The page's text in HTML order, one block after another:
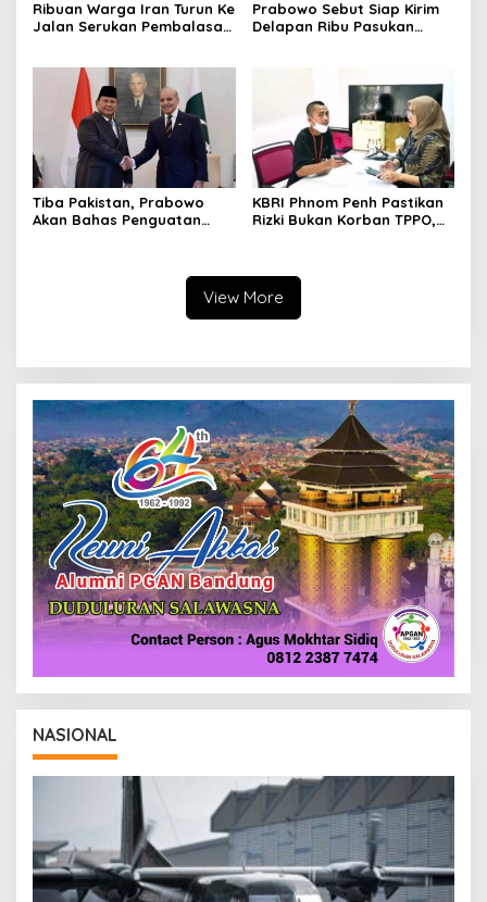
Ribuan Warga Iran Turun Ke
Jalan Serukan Pembalasan
Prabowo Sebut Siap Kirim
Delapan Ribu Pasukan
Tiba Pakistan, Prabowo
Akan Bahas Penguatan
KBRI Phnom Penh Pastikan
Rizki Bukan Korban TPPO,
View More
NASIONAL